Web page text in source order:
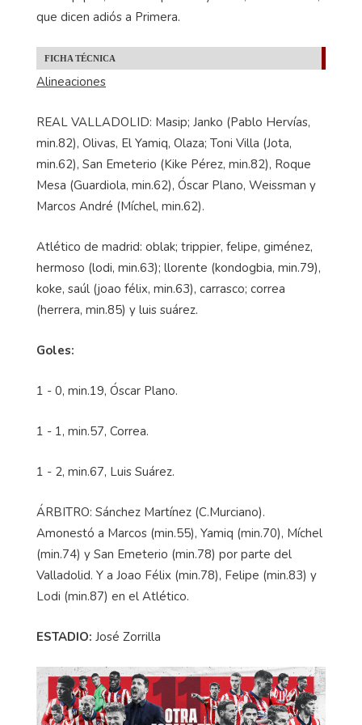
que dicen adiós a Primera.
FICHA TÉCNICA
Alineaciones
REAL VALLADOLID: Masip; Janko (Pablo Hervías,
min.82), Olivas, El Yamiq, Olaza; Toni Villa (Jota,
min.62), San Emeterio (Kike Pérez, min.82), Roque
Mesa (Guardiola, min.62), Óscar Plano, Weissman y
Marcos André (Míchel, min.62).
Atlético de madrid: oblak; trippier, felipe, giménez,
hermoso (lodi, min.63); llorente (kondogbia, min.79),
koke, saúl (joao félix, min.63), carrasco; correa
(herrera, min.85) y luis suárez.
Goles:
1 - 0, min.19, Óscar Plano.
1 - 1, min.57, Correa.
1 - 2, min.67, Luis Suárez.
ÁRBITRO: Sánchez Martínez (C.Murciano).
Amonestó a Marcos (min.55), Yamiq (min.70), Míchel
(min.74) y San Emeterio (min.78) por parte del
Valladolid. Y a Joao Félix (min.78), Felipe (min.83) y
Lodi (min.87) en el Atlético.
ESTADIO: José Zorrilla